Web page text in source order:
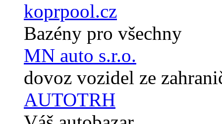
koprpool.cz
Bazény pro všechny
MN auto s.r.o.
dovoz vozidel ze
AUTOTRH